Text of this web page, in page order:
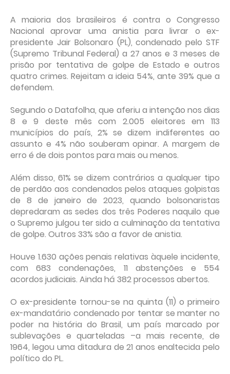
A maioria dos brasileiros é contra o Congresso
Nacional aprovar uma anistia para livrar o ex-
presidente Jair Bolsonaro (PL), condenado pelo STF
(Supremo Tribunal Federal) a 27 anos e 3 meses de
prisão por tentativa de golpe de Estado e outros
quatro crimes. Rejeitam a ideia 54%, ante 39% que a
defendem.
Segundo o Datafolha, que aferiu a intenção nos dias
8 e 9 deste mês com 2.005 eleitores em 113
municípios do país, 2% se dizem indiferentes ao
assunto e 4% não souberam opinar. A margem de
erro é de dois pontos para mais ou menos.
Além disso, 61% se dizem contrários a qualquer tipo
de perdão aos condenados pelos ataques golpistas
de 8 de janeiro de 2023, quando bolsonaristas
depredaram as sedes dos três Poderes naquilo que
o Supremo julgou ter sido a culminação da tentativa
de golpe. Outros 33% são a favor de anistia.
Houve 1.630 ações penais relativas àquele incidente,
com 683 condenações, 11 abstenções e 554
acordos judiciais. Ainda há 382 processos abertos.
O ex-presidente tornou-se na quinta (11) o primeiro
ex-mandatário condenado por tentar se manter no
poder na história do Brasil, um país marcado por
sublevações e quarteladas –a mais recente, de
1964, legou uma ditadura de 21 anos enaltecida pelo
político do PL.